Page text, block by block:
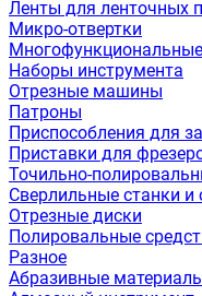
Ленты для ленточных
Микро-отвертки
Наборы инструмента
Отрезные машины
Патроны
Приспособления для
Приставки для
Точильно-
Сверлильные станки и
Отрезные диски
Полировальные
Разное
Абразивные